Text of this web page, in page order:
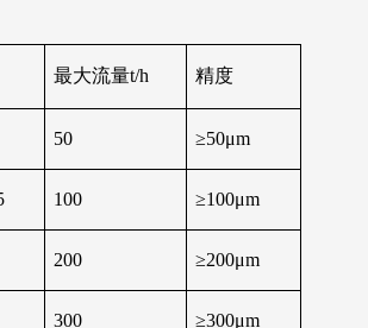
最大流量t/h 精度
50 ≥50μm
100 ≥100μm
200 ≥200μm
300 ≥300μm